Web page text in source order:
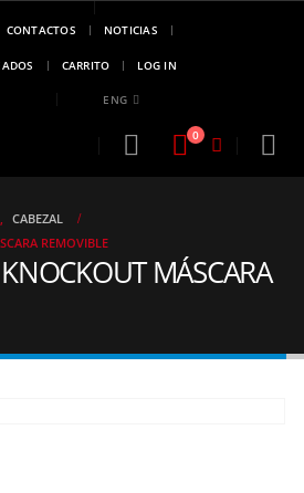
CONTACTOS NOTICIAS
CARRITO LOG IN
ENG
0
, CABEZAL
REMOVIBLE
MÁSCARA